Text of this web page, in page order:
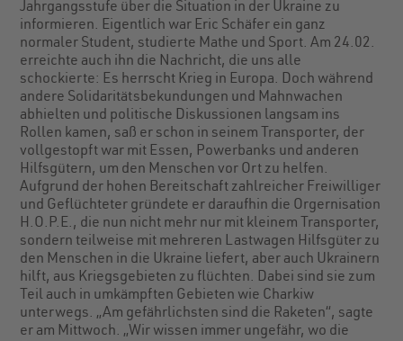
Jahrgangsstufe über die Situation in der Ukraine zu
informieren. Eigentlich war Eric Schäfer ein ganz
normaler Student, studierte Mathe und Sport. Am 24.02.
erreichte auch ihn die Nachricht, die uns alle
schockierte: Es herrscht Krieg in Europa. Doch während
andere Solidaritätsbekundungen und Mahnwachen
abhielten und politische Diskussionen langsam ins
Rollen kamen, saß er schon in seinem Transporter, der
vollgestopft war mit Essen, Powerbanks und anderen
Hilfsgütern, um den Menschen vor Ort zu helfen.
Aufgrund der hohen Bereitschaft zahlreicher Freiwilliger
und Geflüchteter gründete er daraufhin die Orgernisation
H.O.P.E., die nun nicht mehr nur mit kleinem Transporter,
sondern teilweise mit mehreren Lastwagen Hilfsgüter zu
den Menschen in die Ukraine liefert, aber auch Ukrainern
hilft, aus Kriegsgebieten zu flüchten. Dabei sind sie zum
Teil auch in umkämpften Gebieten wie Charkiw
unterwegs. „Am gefährlichsten sind die Raketen“, sagte
er am Mittwoch. „Wir wissen immer ungefähr, wo die